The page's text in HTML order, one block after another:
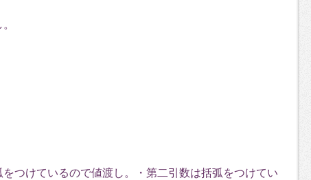
つけているので値渡し。・第二引数は括弧をつけてい